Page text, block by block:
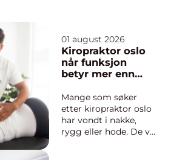
01 august 2026
Kiropraktor oslo
når funksjon
betyr mer enn
hverdag
Mange som søker
etter kiropraktor oslo
har vondt i nakke,
rygg eller hode. De vil